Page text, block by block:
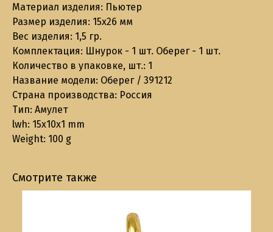
Материал изделия: Пьютер
Размер изделия: 15x26 мм
Вес изделия: 1,5 гр.
Комплектация: Шнурок - 1 шт. Оберег - 1 шт.
Количество в упаковке, шт.: 1
Название модели: Оберег / 391212
Страна производства: Россия
Тип: Амулет
lwh: 15x10x1 mm
Weight: 100 g
Смотрите также